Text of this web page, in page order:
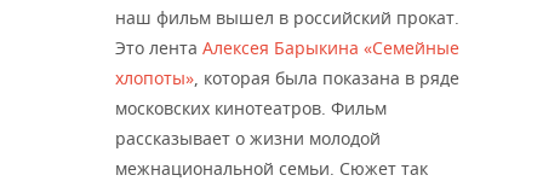
наш фильм вышел в российский прокат.
Это лента Алексея Барыкина «Семейные
хлопоты» , которая была показана в ряде
московских кинотеатров. Фильм
рассказывает о жизни молодой
межнациональной семьи. Сюжет так